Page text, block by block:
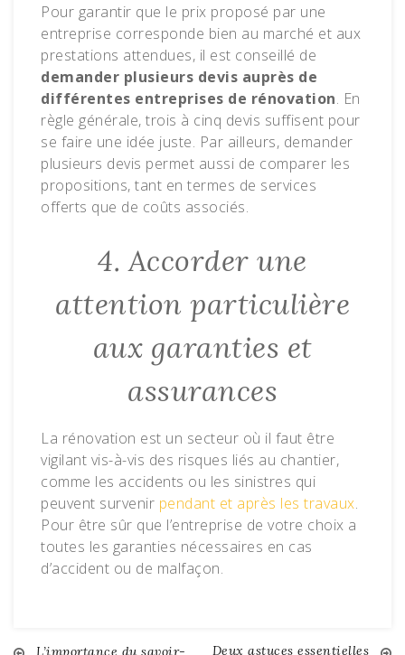
Pour garantir que le prix proposé par une
entreprise corresponde bien au marché et aux
prestations attendues, il est conseillé de
demander plusieurs devis auprès de
différentes entreprises de rénovation. En
règle générale, trois à cinq devis suffisent pour
se faire une idée juste. Par ailleurs, demander
plusieurs devis permet aussi de comparer les
propositions, tant en termes de services
offerts que de coûts associés.
4. Accorder une
attention particulière
aux garanties et
assurances
La rénovation est un secteur où il faut être
vigilant vis-à-vis des risques liés au chantier,
comme les accidents ou les sinistres qui
peuvent survenir pendant et après les travaux.
Pour être sûr que l’entreprise de votre choix a
toutes les garanties nécessaires en cas
d’accident ou de malfaçon.
L’importance du savoir-
Deux astuces essentielles